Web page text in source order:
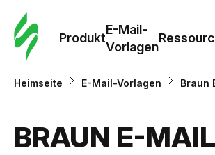
Produkt
E-Mail-
Vorlagen
Heimseite E-Mail-Vorlagen Braun
BRAUN E-